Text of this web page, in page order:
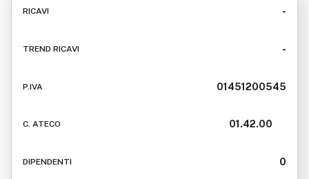
RICAVI -
TREND RICAVI -
P.IVA 01451200545
C. ATECO 01.42.00
DIPENDENTI 0